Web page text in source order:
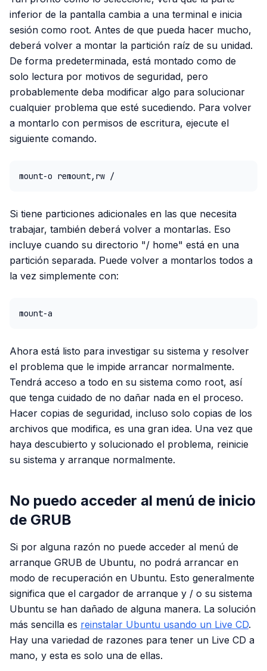
inferior de la pantalla cambia a una terminal e inicia
sesión como root. Antes de que pueda hacer mucho,
deberá volver a montar la partición raíz de su unidad.
De forma predeterminada, está montado como de
solo lectura por motivos de seguridad, pero
probablemente deba modificar algo para solucionar
cualquier problema que esté sucediendo. Para volver
a montarlo con permisos de escritura, ejecute el
siguiente comando.
mount-o remount,rw /
Si tiene particiones adicionales en las que necesita
trabajar, también deberá volver a montarlas. Eso
incluye cuando su directorio "/ home" está en una
partición separada. Puede volver a montarlos todos a
la vez simplemente con:
mount-a
Ahora está listo para investigar su sistema y resolver
el problema que le impide arrancar normalmente.
Tendrá acceso a todo en su sistema como root, así
que tenga cuidado de no dañar nada en el proceso.
Hacer copias de seguridad, incluso solo copias de los
archivos que modifica, es una gran idea. Una vez que
haya descubierto y solucionado el problema, reinicie
su sistema y arranque normalmente.
No puedo acceder al menú de inicio
de GRUB
Si por alguna razón no puede acceder al menú de
arranque GRUB de Ubuntu, no podrá arrancar en
modo de recuperación en Ubuntu. Esto generalmente
significa que el cargador de arranque y / o su sistema
Ubuntu se han dañado de alguna manera. La solución
más sencilla es reinstalar Ubuntu usando un Live CD.
Hay una variedad de razones para tener un Live CD a
mano, y esta es solo una de ellas.